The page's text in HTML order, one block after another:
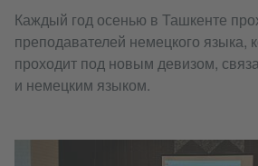
Каждый год осенью в Ташкенте
преподавателей немецкого языка,
проходит под новым девизом,
и немецким языком.